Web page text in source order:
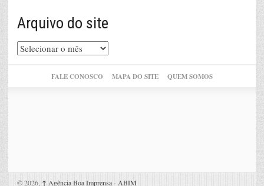
Arquivo do site
Arquivo
do
FALE CONOSCO MAPA DO SITE QUEM SOMOS
© 2026, ↑ Agência Boa Imprensa - ABIM